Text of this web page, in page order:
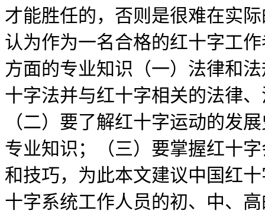
才能胜任的，否则是很难在实
认为作为一名合格的红十字工
方面的专业知识（一）法律和
十字法并与红十字相关的法律
（二）要了解红十字运动的发
专业知识；（三）要掌握红十
和技巧，为此本文建议中国红
十字系统工作人员的初、中、